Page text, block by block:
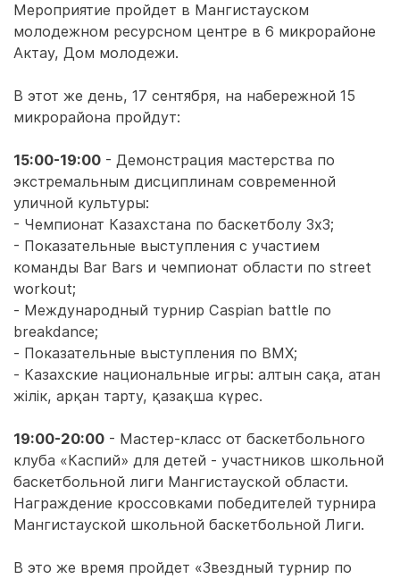
Мероприятие пройдет в Мангистауском
молодежном ресурсном центре в 6 микрорайоне
Актау, Дом молодежи.
В этот же день, 17 сентября, на набережной 15
микрорайона пройдут:
15:00-19:00 - Демонстрация мастерства по
экстремальным дисциплинам современной
уличной культуры:
- Чемпионат Казахстана по баскетболу 3х3;
- Показательные выступления с участием
команды Bar Bars и чемпионат области по street
workout;
- Международный турнир Caspian battle по
breakdance;
- Показательные выступления по BMX;
- Казахские национальные игры: алтын сақа, атан
жілік, арқан тарту, қазақша күрес.
19:00-20:00 - Мастер-класс от баскетбольного
клуба «Каспий» для детей - участников школьной
баскетбольной лиги Мангистауской области.
Награждение кроссовками победителей турнира
Мангистауской школьной баскетбольной Лиги.
В это же время пройдет «Звездный турнир по